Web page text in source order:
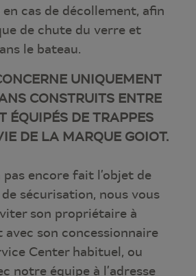
cas de décollement, afin
de chute du verre et
le bateau.
UNIQUEMENT
CONSTRUITS ENTRE
ÉQUIPÉS DE TRAPPES
DE LA MARQUE GOIOT.
pas encore fait l’objet de
sécurisation, nous vous
son propriétaire à
son concessionnaire
Center habituel, ou
notre équipe à l’adresse